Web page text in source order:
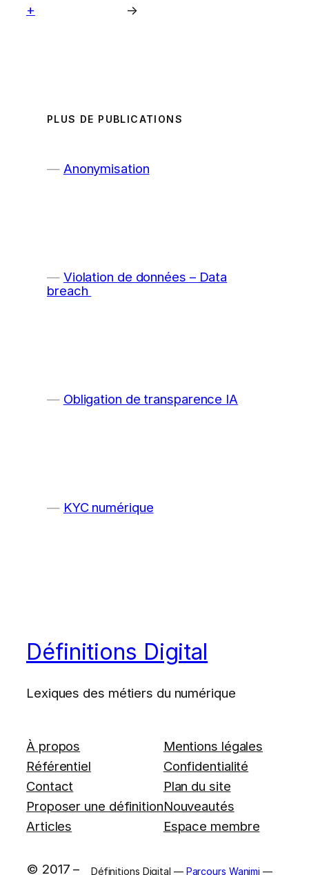
+
→
PLUS DE PUBLICATIONS
Anonymisation
Violation de données – Data
breach
Obligation de transparence IA
KYC numérique
Définitions Digital
Lexiques des métiers du numérique
À propos
Référentiel
Contact
Proposer une définition
Articles
Mentions légales
Confidentialité
Plan du site
Nouveautés
Espace membre
© 2017 – Définitions Digital — Parcours Wanimi —